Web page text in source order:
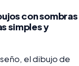
con sombras
simples y
el dibujo de